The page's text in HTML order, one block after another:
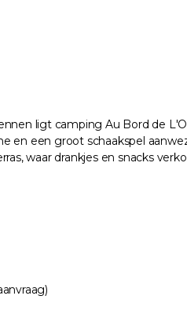
ligt camping Au Bord de
en een groot schaakspel
waar drankjes en snacks